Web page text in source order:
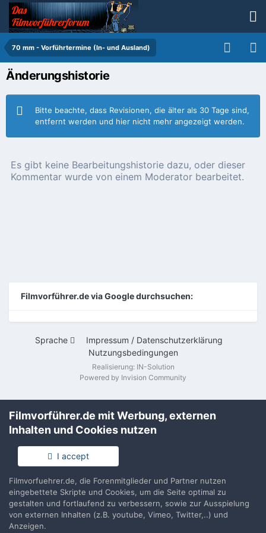
70 mm - Vorführtermine (In- und Ausland)
Änderungshistorie
Bitte beachte, dass Revisionen, die älter als 30 Tage sind,
entfernt werden und hier nicht mehr angezeigt werden.
Es gibt keine Bearbeitungshistorie dazu, oder dieser
Kommentar wurde von einem Moderator bearbeitet.
Filmvorführer.de via Google durchsuchen:
Sprache
Impressum / Datenschutzerklärung
Nutzungsbedingungen
Realisierung: IN-Solution
Powered by Invision Community
Filmvorführer.de mit Werbung, externen
Inhalten und Cookies nutzen
I accept
Filmvorfuehrer.de, die Forenmitglieder und Partner nutzen
eingebettete Skripte und Cookies, um die Seite optimal zu
gestalten und fortlaufend zu verbessern, sowie zur Ausspielung
von externen Inhalten (z.B. youtube, Vimeo, Twitter,..) und
Anzeigen.